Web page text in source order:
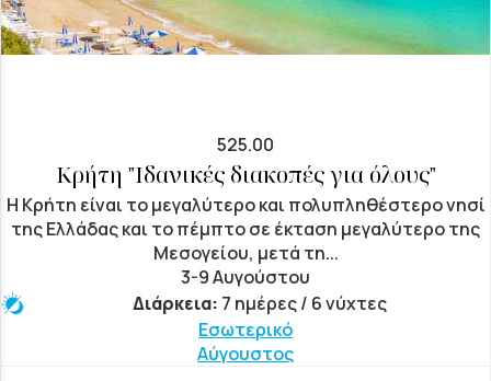
525.00
Κρήτη "Ιδανικές διακοπές για όλους"
Η Κρήτη είναι το μεγαλύτερο και πολυπληθέστερο νησί
της Ελλάδας και το πέμπτο σε έκταση μεγαλύτερο της
Μεσογείου, μετά τη...
3-9 Αυγούστου
Διάρκεια: 7 ημέρες / 6 νύχτες
Εσωτερικό
Αύγουστος